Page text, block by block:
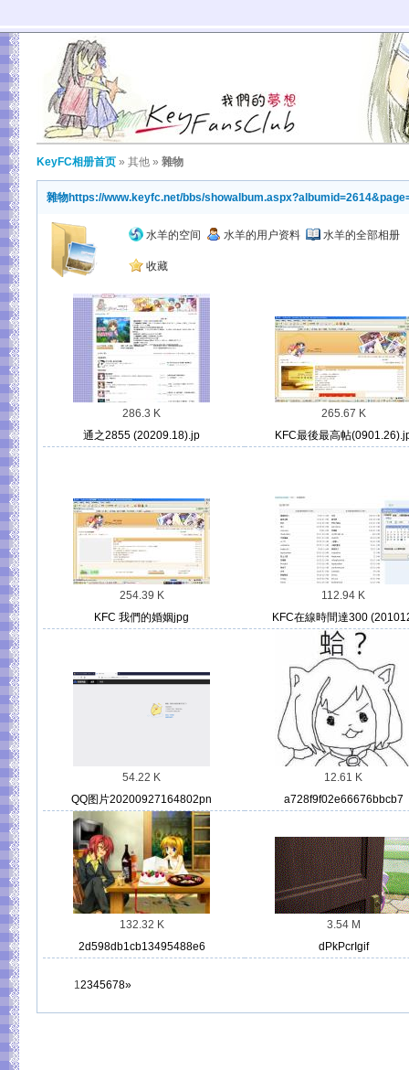
KeyFC相册首页 » 其他 » 雜物
雜物https://www.keyfc.net/bbs/
水羊的空间 水羊的用户资料 水羊的全部相册
收藏
286.3 K
通之2855 (20209.18).jp
265.67 K
KFC最後最高帖
254.39 K
KFC 我們的婚姻jpg
112.94 K
KFC在線時間達300
54.22 K
QQ图片20200927164802pn
12.61 K
a728f9f02e66676bbcb7
132.32 K
2d598db1cb13495488e6
3.54 M
dPkPcrIgif
12345678»